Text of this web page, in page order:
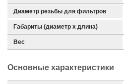
Диаметр резьбы для фильтров
Габариты (диаметр х длина)
Вес
Основные характеристики